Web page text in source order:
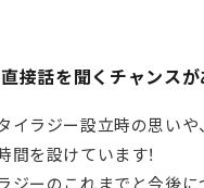
接話を聞くチャンス
イラジー設立時の思いや
間を設けています！